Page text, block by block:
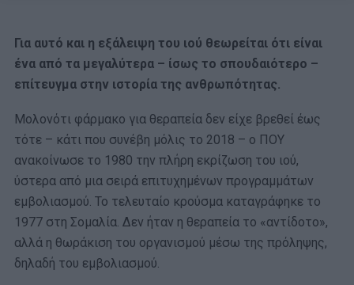
Για αυτό και η εξάλειψη του ιού θεωρείται ότι είναι
ένα από τα μεγαλύτερα – ίσως το σπουδαιότερο –
επίτευγμα στην ιστορία της ανθρωπότητας.
Μολονότι φάρμακο για θεραπεία δεν είχε βρεθεί έως
τότε – κάτι που συνέβη μόλις το 2018 – ο ΠΟΥ
ανακοίνωσε το 1980 την πλήρη εκρίζωση του ιού,
ύστερα από μια σειρά επιτυχημένων προγραμμάτων
εμβολιασμού. Το τελευταίο κρούσμα καταγράφηκε το
1977 στη Σομαλία. Δεν ήταν η θεραπεία το «αντίδοτο»,
αλλά η θωράκιση του οργανισμού μέσω της πρόληψης,
δηλαδή του εμβολιασμού.